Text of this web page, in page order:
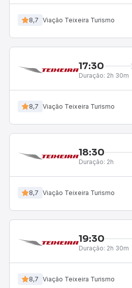
8,7 Viação Teixeira Turismo
17:30
Duração: 2h 30m
8,7 Viação Teixeira Turismo
18:30
Duração: 2h
8,7 Viação Teixeira Turismo
19:30
Duração: 2h 30m
8,7 Viação Teixeira Turismo